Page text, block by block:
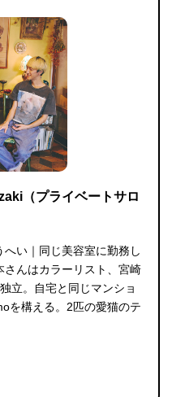
（プライベートサロ
い｜同じ美容室に勤務し
さんはカラーリスト、宮崎
立。自宅と同じマンショ
を構える。2匹の愛猫のテ